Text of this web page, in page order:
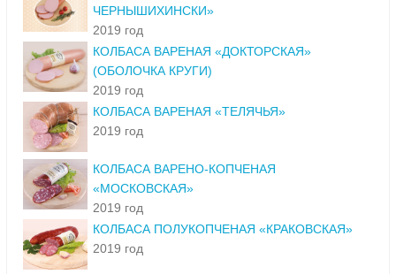
ЧЕРНЫШИХИНСКИ»
2019 год
КОЛБАСА ВАРЕНАЯ «ДОКТОРСКАЯ»
(ОБОЛОЧКА КРУГИ)
2019 год
КОЛБАСА ВАРЕНАЯ «ТЕЛЯЧЬЯ»
2019 год
КОЛБАСА ВАРЕНО-КОПЧЕНАЯ
«МОСКОВСКАЯ»
2019 год
КОЛБАСА ПОЛУКОПЧЕНАЯ «КРАКОВСКАЯ»
2019 год